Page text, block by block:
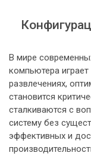
В мире
компьютера
развлечениях,
становится
сталкиваются с
систему без
эффективных и